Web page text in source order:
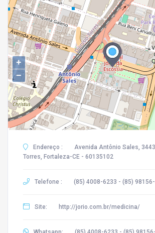
+
−
Endereço :
Avenida Antônio Sales,
Torres, Fortaleza-CE - 60135102
Telefone : (85) 4008-6233 - (85)
Site: http://jorio.com.br/medicina/